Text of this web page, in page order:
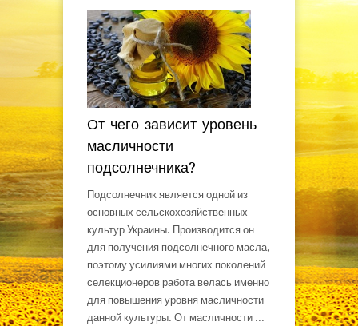
От чего зависит уровень
масличности
подсолнечника?
Подсолнечник является одной из
основных сельскохозяйственных
культур Украины. Производится он
для получения подсолнечного масла,
поэтому усилиями многих поколений
селекционеров работа велась именно
для повышения уровня масличности
данной культуры. От масличности ...